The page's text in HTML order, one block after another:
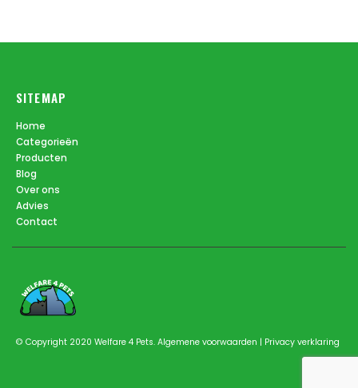
SITEMAP
Home
Categorieën
Producten
Blog
Over ons
Advies
Contact
© Copyright 2020 Welfare 4 Pets. Algemene voorwaarden | Privacy verklaring